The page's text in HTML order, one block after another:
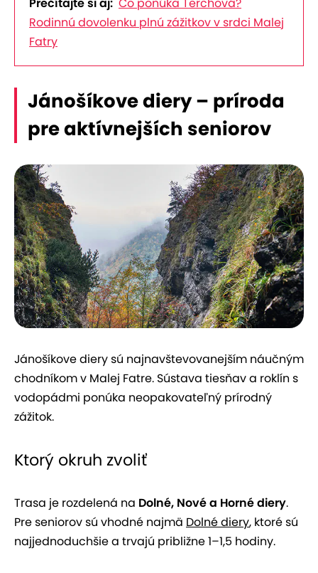
Rodinnú dovolenku plnú zážitkov v srdci Malej
Fatry
Jánošíkove diery – príroda
pre aktívnejších seniorov
Jánošíkove diery sú najnavštevovanejším náučným
chodníkom v Malej Fatre. Sústava tiesňav a roklín s
vodopádmi ponúka neopakovateľný prírodný
zážitok.
Ktorý okruh zvoliť
Trasa je rozdelená na Dolné, Nové a Horné diery.
Pre seniorov sú vhodné najmä Dolné diery, ktoré sú
najjednoduchšie a trvajú približne 1–1,5 hodiny.